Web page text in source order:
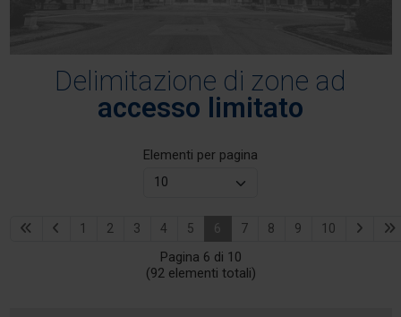
Delimitazione di zone ad
accesso limitato
Elementi per pagina
1 2 3 4 5 6 7 8 9 10
Pagina 6 di 10
(92 elementi totali)